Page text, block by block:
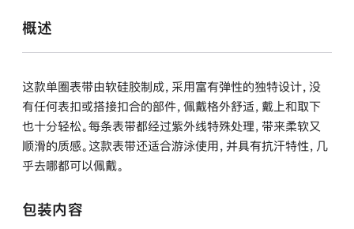
概述
这款单圈表带由软硅胶制成，采用富有弹性的独特设计，没
有任何表扣或搭接扣合的部件，佩戴格外舒适，戴上和取下
也十分轻松。每条表带都经过紫外线特殊处理，带来柔软又
顺滑的质感。这款表带还适合游泳使用，并具有抗汗特性，几
乎去哪都可以佩戴。
包装内容